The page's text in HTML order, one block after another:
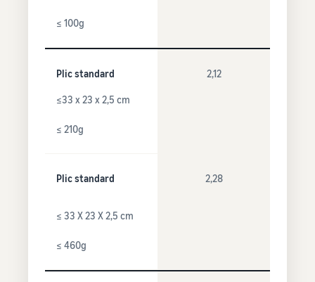
≤ 100g
Plic standard
≤33 x 23 x 2,5 cm
≤ 210g
2,12
Plic standard
≤ 33 X 23 X 2,5 cm
≤ 460g
2,28